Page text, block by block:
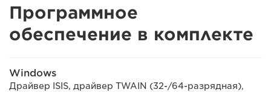
Программное
обеспечение в комплекте
Windows
Драйвер ISIS, драйвер TWAIN (32-/64-разрядная),